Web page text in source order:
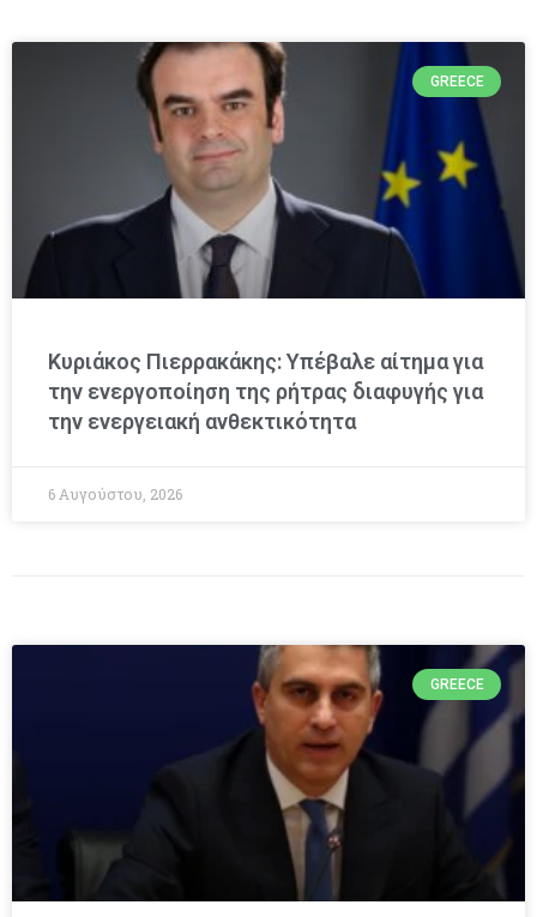
GREECE
Κυριάκος Πιερρακάκης: Υπέβαλε αίτημα για
την ενεργοποίηση της ρήτρας διαφυγής για
την ενεργειακή ανθεκτικότητα
6 Αυγούστου, 2026
GREECE